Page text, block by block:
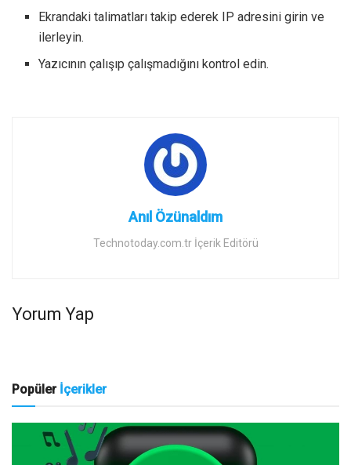
Ekrandaki talimatları takip ederek IP adresini girin ve
ilerleyin.
Yazıcının çalışıp çalışmadığını kontrol edin.
Anıl Özünaldım
Technotoday.com.tr İçerik Editörü
Yorum Yap
Popüler İçerikler